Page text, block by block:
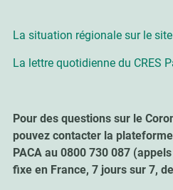
La situation régionale sur le
La lettre quotidienne du CRES
Pour des questions sur le
pouvez contacter la
PACA au 0800 730 087
fixe en France, 7 jours sur 7,